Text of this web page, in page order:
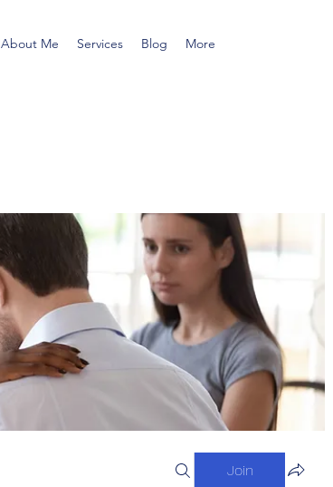
About Me Services Blog More
Join